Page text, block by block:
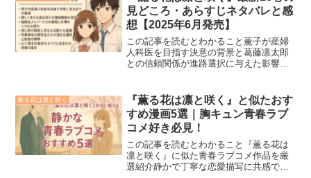
では、凛太郎・薫子・昴な...
見どころ・あらすじネタバレと感
想【2025年6月発売】
この記事を読むとわかること薫子が産婦
人科医を目指す決意の背景と葛藤凛太郎
との信頼関係が進路選択に与えた影響卒
（2025年8月7日発売予定）に関する“見ど
ころ・あらすじネ...
薫る花は凛と咲く
『薫る花は凛と咲く』と似たおす
すめ漫画5選｜胸キュン青春ラブ
コメ好き必見！
この記事を読むとわかること『薫る花は
凛と咲く』に似た青春ラブコメ作品を厳
選紹介静かで丁寧な恋愛描写に共感でき